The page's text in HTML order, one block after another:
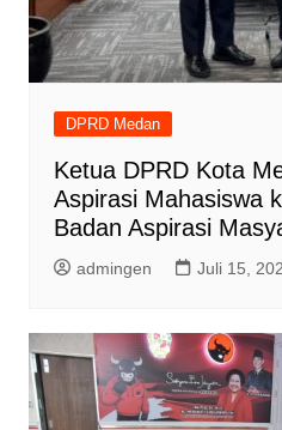
DPRD Medan
Ketua DPRD Kota
Aspirasi Mahasiswa
Badan Aspirasi
admingen Juli 15,